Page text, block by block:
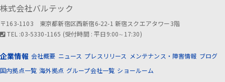
株式会社バルテック
〒163-1103 東京都新宿区西新宿6-22-1 新宿スクエアタワー3階
TEL :03-5330-1165 (受付時間 : 平日9:00∼17:30)
企業情報 会社概要 ニュース プレスリリース メンテナンス・障害情報 ブログ
国内拠点一覧 海外拠点 グループ会社一覧 ショールーム